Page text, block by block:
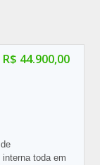
R$ 44.900,00
toda em